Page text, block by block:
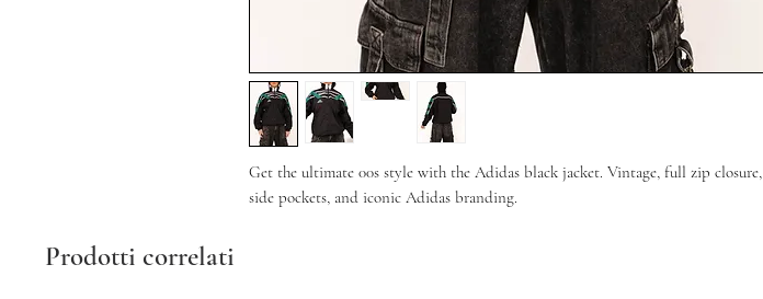
Get the ultimate 00s style with the Adidas black jacket. Vintage, full zip closure,
side pockets, and iconic Adidas branding.
Prodotti correlati